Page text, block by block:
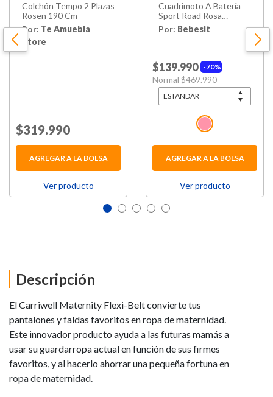
Colchón Tempo 2 Plazas
Rosen 190 Cm
Por: Te Amuebla
Store
Price reduced from
$319.990
AGREGAR A LA BOLSA
Ver producto
Cuadrimoto A Batería
Sport Road Rosa
Bebesit
Por: Bebesit
70%
$139.990
Price reduced from
Normal $469.990
AGREGAR A LA BOLSA
Ver producto
Descripción
El Carriwell Maternity Flexi-Belt convierte tus
pantalones y faldas favoritos en ropa de maternidad.
Este innovador producto ayuda a las futuras mamás a
usar su guardarropa actual en función de sus firmes
favoritos, y al hacerlo ahorrar una pequeña fortuna en
ropa de maternidad.